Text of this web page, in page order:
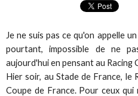
Je ne suis pas ce qu'on appelle
pourtant, impossible de ne
aujourd'hui en pensant au Racing
Hier soir, au Stade de France, le
Coupe de France. Pour ceux